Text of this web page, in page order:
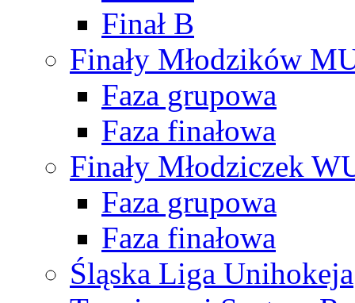
Finał B
Finały Młodzików
Faza grupowa
Faza finałowa
Finały Młodziczek
Faza grupowa
Faza finałowa
Śląska Liga Unihokeja